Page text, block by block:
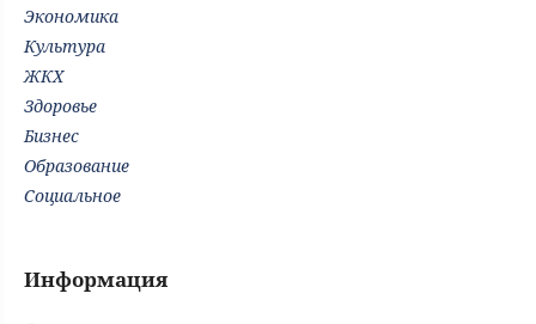
Экономика
Культура
ЖКХ
Здоровье
Бизнес
Образование
Социальное
Информация